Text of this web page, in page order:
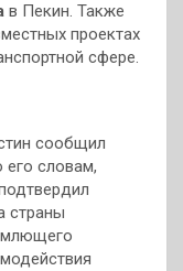
в Пекин. Также
проектах
сфере.
сообщил
его словам,
страны